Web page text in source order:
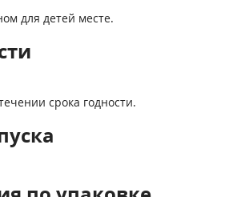
для детей месте.
срока годности.